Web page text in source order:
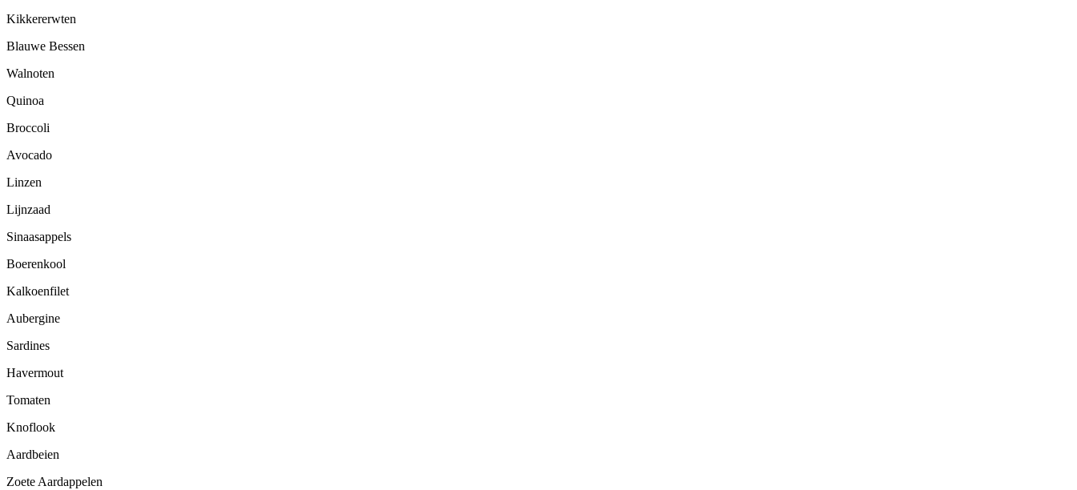
Kikkererwten
Blauwe Bessen
Walnoten
Quinoa
Broccoli
Avocado
Linzen
Lijnzaad
Sinaasappels
Boerenkool
Kalkoenfilet
Aubergine
Sardines
Havermout
Tomaten
Knoflook
Aardbeien
Zoete Aardappelen